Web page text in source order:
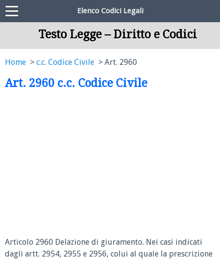
Elenco Codici Legali
Testo Legge – Diritto e Codici
Home c.c. Codice Civile Art. 2960
Art. 2960 c.c. Codice Civile
Articolo 2960 Delazione di giuramento. Nei casi indicati
dagli artt. 2954, 2955 e 2956, colui al quale la prescrizione